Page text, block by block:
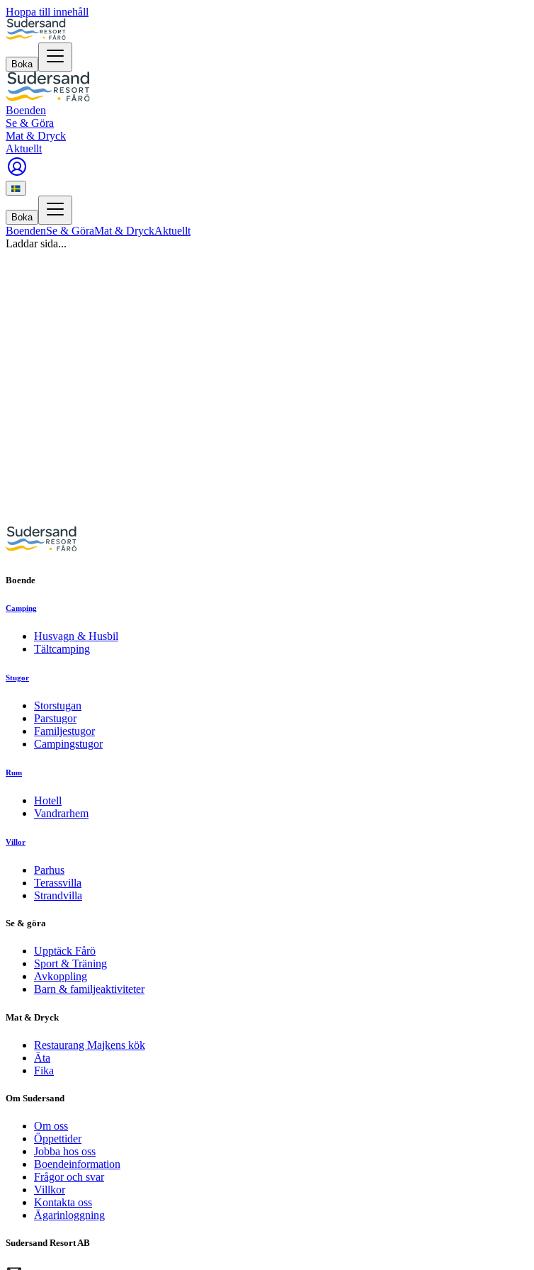
Hoppa till innehåll
Boka
Boenden
Se & Göra
Mat & Dryck
Aktuellt
Boka
BoendenSe & GöraMat & DryckAktuellt
Laddar sida...
Boende
Camping
Husvagn & Husbil
Tältcamping
Stugor
Storstugan
Parstugor
Familjestugor
Campingstugor
Rum
Hotell
Vandrarhem
Villor
Parhus
Terassvilla
Strandvilla
Se & göra
Upptäck Fårö
Sport & Träning
Avkoppling
Barn & familjeaktiviteter
Mat & Dryck
Restaurang Majkens kök
Äta
Fika
Om Sudersand
Om oss
Öppettider
Jobba hos oss
Boendeinformation
Frågor och svar
Villkor
Kontakta oss
Ägarinloggning
Sudersand Resort AB